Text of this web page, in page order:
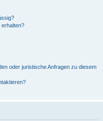
erhalten?
oder juristische Anfragen zu diesem